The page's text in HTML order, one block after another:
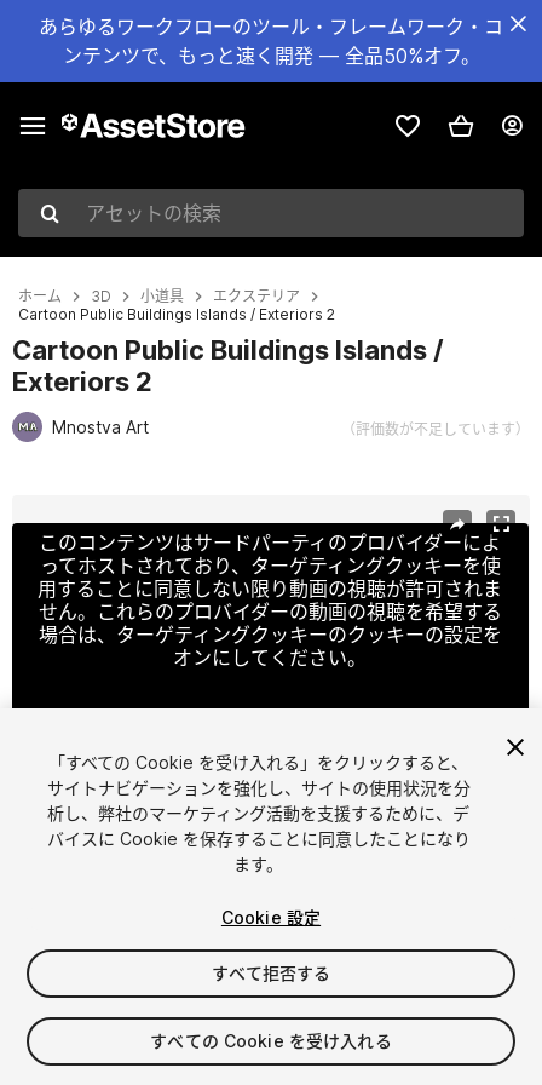
あらゆるワークフローのツール・フレームワーク・コ
ンテンツで、もっと速く開発 — 全品50%オフ。
アセットの検索
ホーム 3D 小道具
エクステリア
Cartoon Public Buildings Islands / Exteriors 2
Cartoon Public Buildings Islands /
Exteriors 2
Mnostva Art （評価数が不足しています）
このコンテンツはサードパーティのプロバイダーによ
ってホストされており、ターゲティングクッキーを使
用することに同意しない限り動画の視聴が許可されま
せん。これらのプロバイダーの動画の視聴を希望する
場合は、ターゲティングクッキーのクッキーの設定を
オンにしてください。
クッキーの設定
1/20
$29.99
消費税は決済時に計算されます
「すべての Cookie を受け入れる」をクリックすると、
サイトナビゲーションを強化し、サイトの使用状況を分
析し、弊社のマーケティング活動を支援するために、デ
バイスに Cookie を保存することに同意したことになり
ます。
Cookie 設定
すべて拒否する
すべての Cookie を受け入れる